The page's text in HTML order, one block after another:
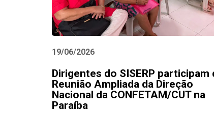
19/06/2026
Dirigentes do SISERP participam
Reunião Ampliada da Direção
Nacional da CONFETAM/CUT na
Paraíba